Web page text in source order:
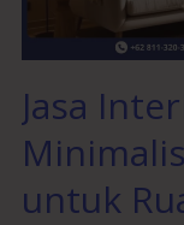
Jasa
untuk